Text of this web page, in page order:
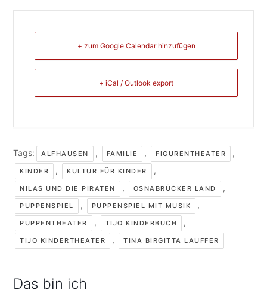
+ zum Google Calendar hinzufügen
+ iCal / Outlook export
Tags: ALFHAUSEN , FAMILIE , FIGURENTHEATER ,
KINDER , KULTUR FÜR KINDER ,
NILAS UND DIE PIRATEN , OSNABRÜCKER LAND ,
PUPPENSPIEL , PUPPENSPIEL MIT MUSIK ,
PUPPENTHEATER , TIJO KINDERBUCH ,
TIJO KINDERTHEATER , TINA BIRGITTA LAUFFER
Das bin ich